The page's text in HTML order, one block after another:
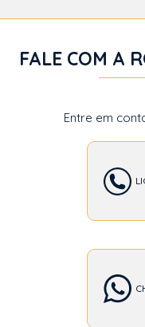
FALE COM A
Entre em